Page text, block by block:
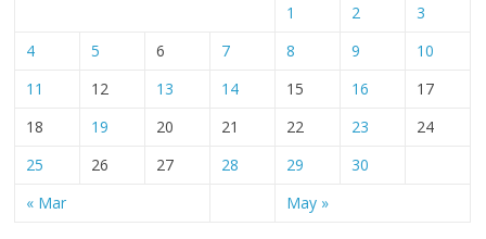
« Mar May »
1 2
3
4
5 6 7 8 9
10
11
12 13 14 15 16
17
18
19 20 21 22 23
24
25
26 27 28 29 30